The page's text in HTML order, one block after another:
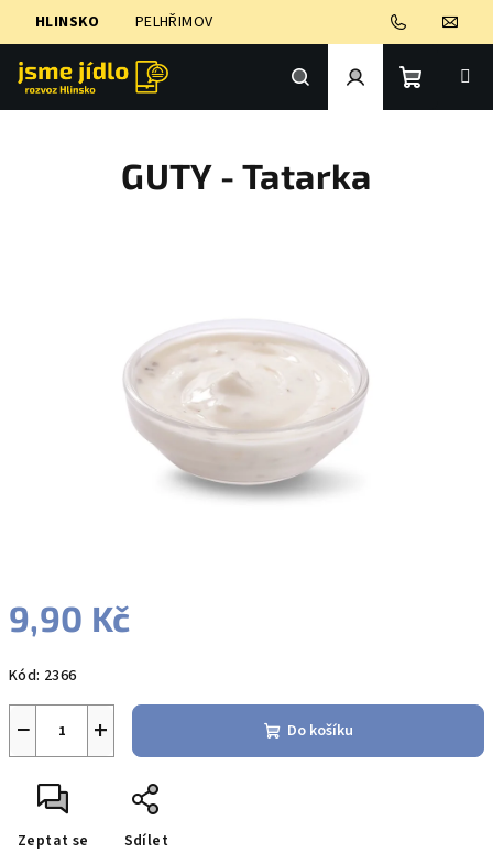
HLINSKO PELHŘIMOV
Hledat PřihlášeníNákupní
9,90 Kč
cena:
Kód: 2366
+
− Do košíku
Zeptat se Sdílet
GUTY - Tatarka